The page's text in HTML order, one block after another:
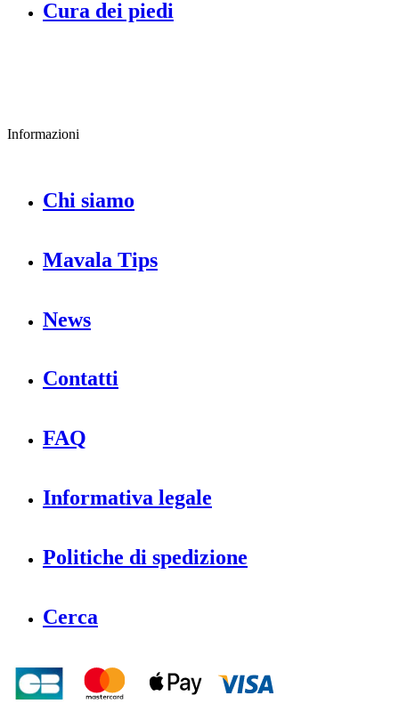
Cura dei piedi
Informazioni
Chi siamo
Mavala Tips
News
Contatti
FAQ
Informativa legale
Politiche di spedizione
Cerca